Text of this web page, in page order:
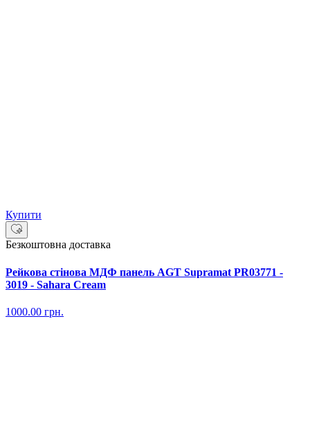
Купити
Безкоштовна доставка
Рейкова стінова МДФ панель AGT Supramat PR03771 -
3019 - Sahara Cream
1000.00 грн.